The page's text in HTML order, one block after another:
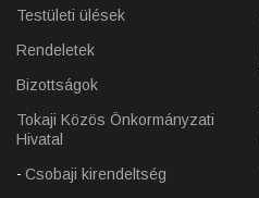
Testületi ülések
Rendeletek
Bizottságok
Tokaji Közös Önkormányzati
Hivatal
Csobaji kirendeltség